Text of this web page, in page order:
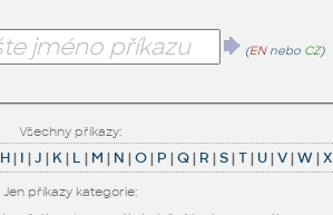
(ENnebo CZ)
Všechny příkazy:
H| I |J | K| L | M | N |O| P |Q| R |S|T| U|V|W|X
Jen příkazy kategorie: